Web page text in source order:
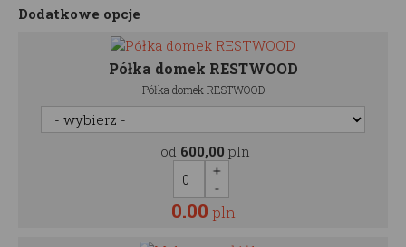
Dodatkowe opcje
Półka domek RESTWOOD
Półka domek RESTWOOD
od 600,00 pln
0.00 pln